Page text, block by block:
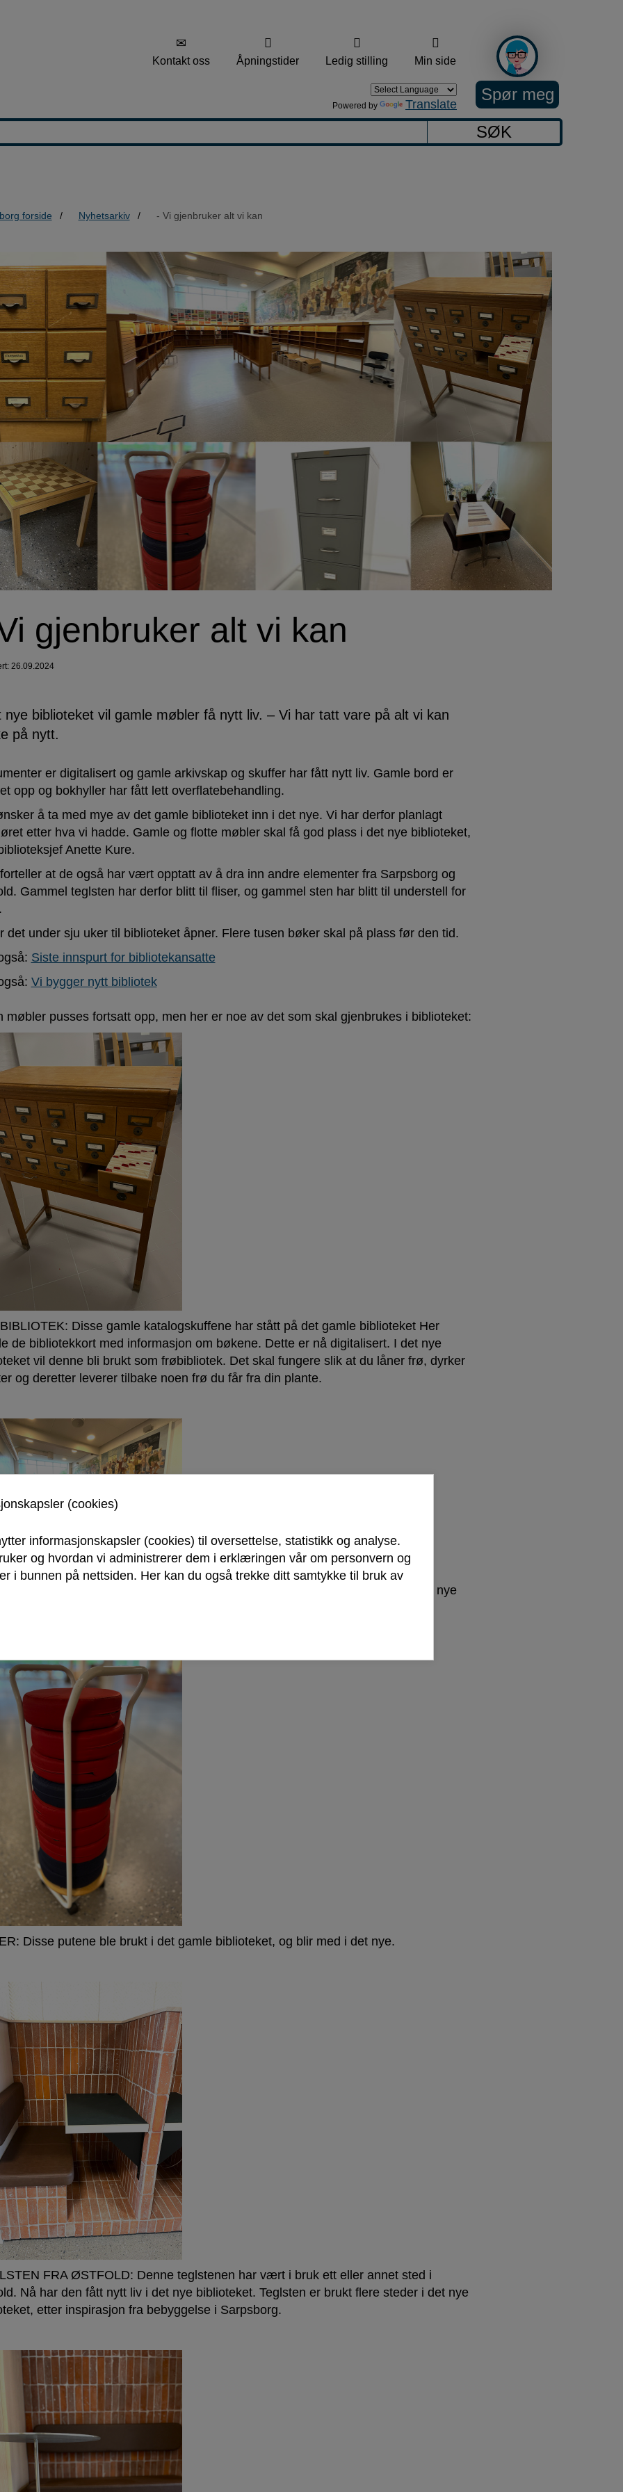
Kontakt oss Åpningstider Ledig stilling Min side
Spør meg
Powered by Translate
SØK
forside Nyhetsarkiv - Vi gjenbruker alt vi kan
gjenbruker alt vi kan
26.09.2024
nye biblioteket vil gamle møbler få nytt liv. – Vi har tatt vare på alt vi kan
på nytt.
er digitalisert og gamle arkivskap og skuffer har fått nytt liv. Gamle bord er
opp og bokhyller har fått lett overflatebehandling.
å ta med mye av det gamle biblioteket inn i det nye. Vi har derfor planlagt
etter hva vi hadde. Gamle og flotte møbler skal få god plass i det nye biblioteket,
Anette Kure.
at de også har vært opptatt av å dra inn andre elementer fra Sarpsborg og
Gammel teglsten har derfor blitt til fliser, og gammel sten har blitt til understell for
det under sju uker til biblioteket åpner. Flere tusen bøker skal på plass før den tid.
Siste innspurt for bibliotekansatte
Vi bygger nytt bibliotek
møbler pusses fortsatt opp, men her er noe av det som skal gjenbrukes i biblioteket:
Disse gamle katalogskuffene har stått på det gamle biblioteket Her
de bibliotekkort med informasjon om bøkene. Dette er nå digitalisert. I det nye
vil denne bli brukt som frøbibliotek. Det skal fungere slik at du låner frø, dyrker
og deretter leverer tilbake noen frø du får fra din plante.
Gamle hyller har fått en lett overflatebehandling og skal få god plass i det nye
Disse putene ble brukt i det gamle biblioteket, og blir med i det nye.
FRA ØSTFOLD: Denne teglstenen har vært i bruk ett eller annet sted i
Nå har den fått nytt liv i det nye biblioteket. Teglsten er brukt flere steder i det nye
etter inspirasjon fra bebyggelse i Sarpsborg.
(cookies)
informasjonskapsler (cookies) til oversettelse, statistikk og analyse.
og hvordan vi administrerer dem i erklæringen vår om personvern og
i bunnen på nettsiden. Her kan du også trekke ditt samtykke til bruk av